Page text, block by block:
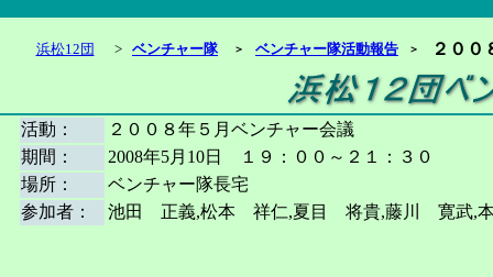
浜松12団 > ベンチャー隊 ＞ ベンチャー隊活動報告 ＞ ２００
活動：
２００８年５月ベンチャー会議
期間：
2008年5月10日 １９：００～２１：３０
場所：
ベンチャー隊長宅
参加者：
池田 正義,松本 祥仁,夏目 将貴,藤川 寛武,